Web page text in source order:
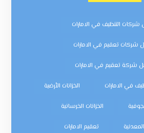
شركات التنظيف في الامارات
شركات تعقيم في الامارات
شركة تعقيم في الامارات
في الامارات الخزانات الأرضية
الخزانات الخرسانية
تعقيم الامارات